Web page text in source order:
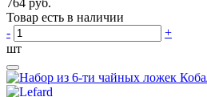
Товар есть в наличии
-
+
шт